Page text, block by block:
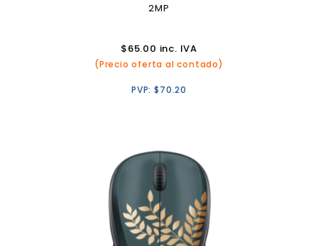
2MP
$65.00 inc. IVA
(Precio oferta al contado)
PVP:$70.20